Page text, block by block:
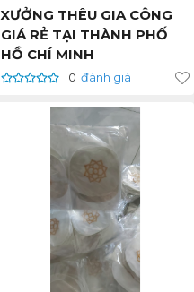
XƯỞNG THÊU GIA CÔNG
GIÁ RẺ TẠI THÀNH PHỐ
HỒ CHÍ MINH
0 đánh giá